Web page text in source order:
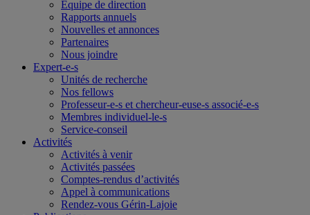
Équipe de direction
Rapports annuels
Nouvelles et annonces
Partenaires
Nous joindre
Expert-e-s
Unités de recherche
Nos fellows
Professeur-e-s et chercheur-euse-s associé-e-s
Membres individuel-le-s
Service-conseil
Activités
Activités à venir
Activités passées
Comptes-rendus d’activités
Appel à communications
Rendez-vous Gérin-Lajoie